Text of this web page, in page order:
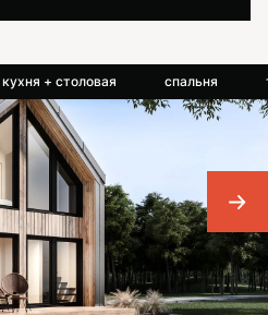
+ столовая спальня